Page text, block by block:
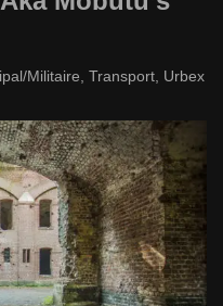
Militaire Transport Urbex